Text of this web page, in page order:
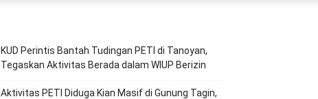
KUD Perintis Bantah Tudingan PETI di Tanoyan,
Tegaskan Aktivitas Berada dalam WIUP Berizin
Aktivitas PETI Diduga Kian Masif di Gunung Tagin,